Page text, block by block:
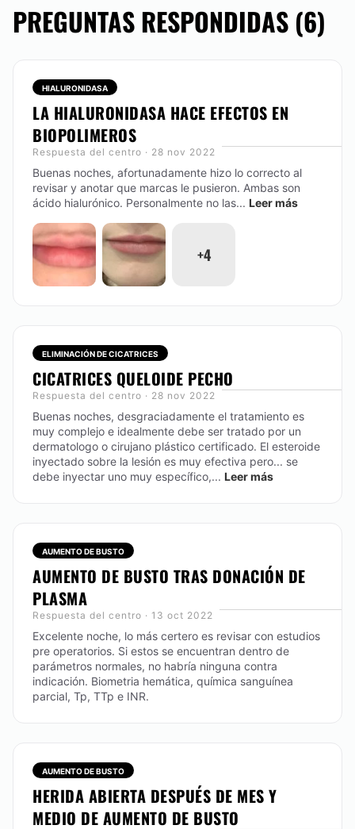
PREGUNTAS RESPONDIDAS (6)
HIALURONIDASA
LA HIALURONIDASA HACE EFECTOS EN
BIOPOLIMEROS
Respuesta del centro · 28 nov 2022
Buenas noches, afortunadamente hizo lo correcto al
revisar y anotar que marcas le pusieron. Ambas son
ácido hialurónico. Personalmente no las... Leer más
+4
ELIMINACIÓN DE CICATRICES
CICATRICES QUELOIDE PECHO
Respuesta del centro · 28 nov 2022
Buenas noches, desgraciadamente el tratamiento es
muy complejo e idealmente debe ser tratado por un
dermatologo o cirujano plástico certificado. El esteroide
inyectado sobre la lesión es muy efectiva pero... se
debe inyectar uno muy específico,... Leer más
AUMENTO DE BUSTO
AUMENTO DE BUSTO TRAS DONACIÓN DE
PLASMA
Respuesta del centro · 13 oct 2022
Excelente noche, lo más certero es revisar con estudios
pre operatorios. Si estos se encuentran dentro de
parámetros normales, no habría ninguna contra
indicación. Biometria hemática, química sanguínea
parcial, Tp, TTp e INR.
AUMENTO DE BUSTO
HERIDA ABIERTA DESPUÉS DE MES Y
MEDIO DE AUMENTO DE BUSTO